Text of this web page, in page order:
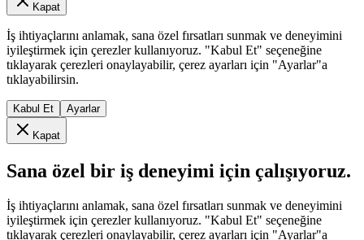
Kapat
İş ihtiyaçlarını anlamak, sana özel fırsatları sunmak ve deneyimini
iyileştirmek için çerezler kullanıyoruz. "Kabul Et" seçeneğine
tıklayarak çerezleri onaylayabilir, çerez ayarları için "Ayarlar"a
tıklayabilirsin.
Kabul Et Ayarlar
Kapat
Sana özel bir iş deneyimi için çalışıyoruz.
İş ihtiyaçlarını anlamak, sana özel fırsatları sunmak ve deneyimini
iyileştirmek için çerezler kullanıyoruz. "Kabul Et" seçeneğine
tıklayarak çerezleri onaylayabilir, çerez ayarları için "Ayarlar"a